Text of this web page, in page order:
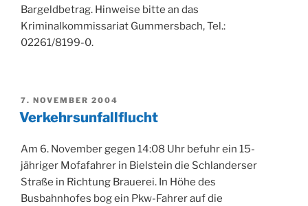
Bargeldbetrag. Hinweise bitte an das
Kriminalkommissariat Gummersbach, Tel.:
02261/8199-0.
VERÖFFENTLICHT
AM
7. NOVEMBER 2004
Verkehrsunfallflucht
Am 6. November gegen 14:08 Uhr befuhr ein 15-
jähriger Mofafahrer in Bielstein die Schlanderser
Straße in Richtung Brauerei. In Höhe des
Busbahnhofes bog ein Pkw-Fahrer auf die